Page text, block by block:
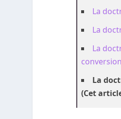
La
La
La
La
(Cet